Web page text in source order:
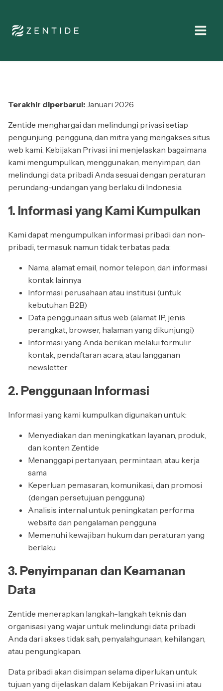
Terakhir diperbarui:Januari 2026
Zentide menghargai dan melindungi privasi setiap
pengunjung, pengguna, dan mitra yang mengakses situs
web kami. Kebijakan Privasi ini menjelaskan bagaimana
kami mengumpulkan, menggunakan, menyimpan, dan
melindungi data pribadi Anda sesuai dengan peraturan
perundang-undangan yang berlaku di Indonesia.
1. Informasi yang Kami Kumpulkan
Kami dapat mengumpulkan informasi pribadi dan non-
pribadi, termasuk namun tidak terbatas pada:
Nama, alamat email, nomor telepon, dan informasi
kontak lainnya
Informasi perusahaan atau institusi (untuk
kebutuhan B2B)
Data penggunaan situs web (alamat IP, jenis
perangkat, browser, halaman yang dikunjungi)
Informasi yang Anda berikan melalui formulir
kontak, pendaftaran acara, atau langganan
newsletter
2. Penggunaan Informasi
Informasi yang kami kumpulkan digunakan untuk:
Menyediakan dan meningkatkan layanan, produk,
dan konten Zentide
Menanggapi pertanyaan, permintaan, atau kerja
sama
Keperluan pemasaran, komunikasi, dan promosi
(dengan persetujuan pengguna)
Analisis internal untuk peningkatan performa
website dan pengalaman pengguna
Memenuhi kewajiban hukum dan peraturan yang
berlaku
3. Penyimpanan dan Keamanan
Data
Zentide menerapkan langkah-langkah teknis dan
organisasi yang wajar untuk melindungi data pribadi
Anda dari akses tidak sah, penyalahgunaan, kehilangan,
atau pengungkapan.
Data pribadi akan disimpan selama diperlukan untuk
tujuan yang dijelaskan dalam Kebijakan Privasi ini atau